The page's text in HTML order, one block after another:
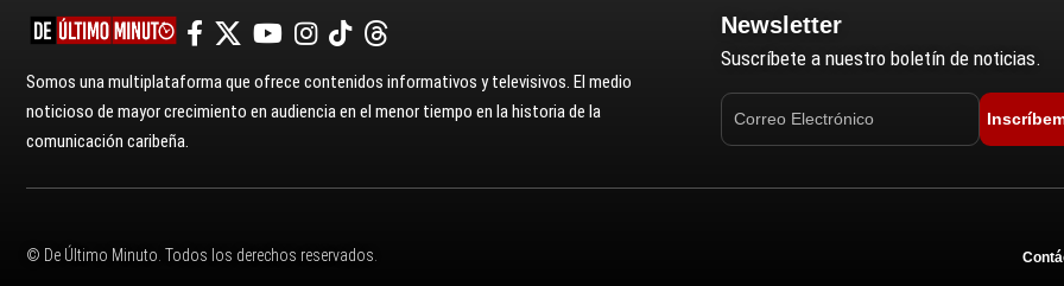
Somos una multiplataforma que ofrece contenidos informativos y televisivos. El medio
noticioso de mayor crecimiento en audiencia en el menor tiempo en la historia de la
comunicación caribeña.
Newsletter
Suscríbete a nuestro boletín de noticias.
© De Último Minuto. Todos los derechos reservados.